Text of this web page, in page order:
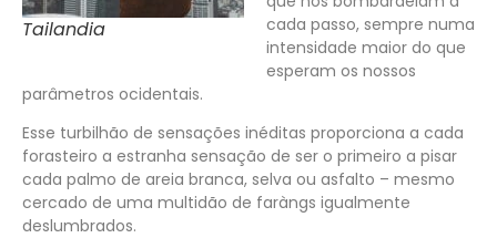
Tailandia
cada passo, sempre numa
intensidade maior do que
esperam os nossos
parâmetros ocidentais.
Esse turbilhão de sensações inéditas proporciona a cada
forasteiro a estranha sensação de ser o primeiro a pisar
cada palmo de areia branca, selva ou asfalto – mesmo
cercado de uma multidão de faràngs igualmente
deslumbrados.